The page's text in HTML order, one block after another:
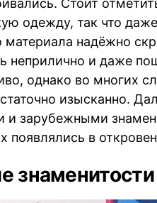
одежду, так что
надёжно
неприлично и даже
однако во многих
изысканно.
и зарубежными
появлялись в